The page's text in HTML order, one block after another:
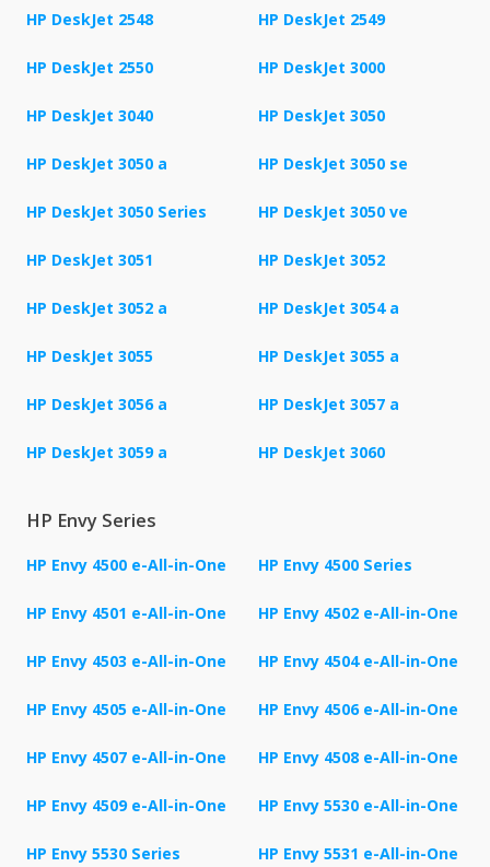
HP DeskJet 2548 HP DeskJet 2549
HP DeskJet 2550 HP DeskJet 3000
HP DeskJet 3040 HP DeskJet 3050
HP DeskJet 3050 a HP DeskJet 3050 se
HP DeskJet 3050 Series HP DeskJet 3050 ve
HP DeskJet 3051 HP DeskJet 3052
HP DeskJet 3052 a HP DeskJet 3054 a
HP DeskJet 3055 HP DeskJet 3055 a
HP DeskJet 3056 a HP DeskJet 3057 a
HP DeskJet 3059 a HP DeskJet 3060
HP Envy Series
HP Envy 4500 e-All-in-One HP Envy 4500 Series
HP Envy 4501 e-All-in-One HP Envy 4502 e-All-in-One
HP Envy 4503 e-All-in-One HP Envy 4504 e-All-in-One
HP Envy 4505 e-All-in-One HP Envy 4506 e-All-in-One
HP Envy 4507 e-All-in-One HP Envy 4508 e-All-in-One
HP Envy 4509 e-All-in-One HP Envy 5530 e-All-in-One
HP Envy 5530 Series HP Envy 5531 e-All-in-One